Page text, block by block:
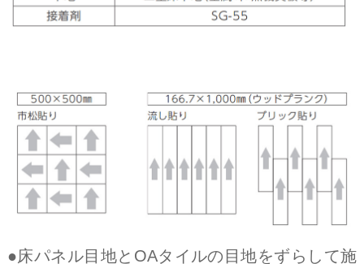
●床パネル目地とOAタイルの目地をずらして施